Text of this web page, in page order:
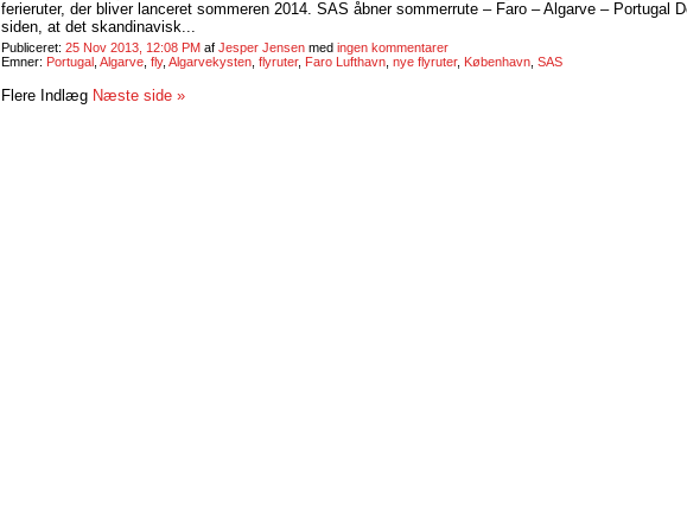
ferieruter, der bliver lanceret sommeren 2014. SAS åbner sommerrute – Faro – Algarve – Portugal
siden, at det skandinavisk...
Publiceret: 25 Nov 2013, 12:08 PM af Jesper Jensen med ingen kommentarer
Emner: Portugal Algarve fly, Algarvekysten flyruter, Faro Lufthavn nye flyruter, København SAS
Flere Indlæg Næste side »